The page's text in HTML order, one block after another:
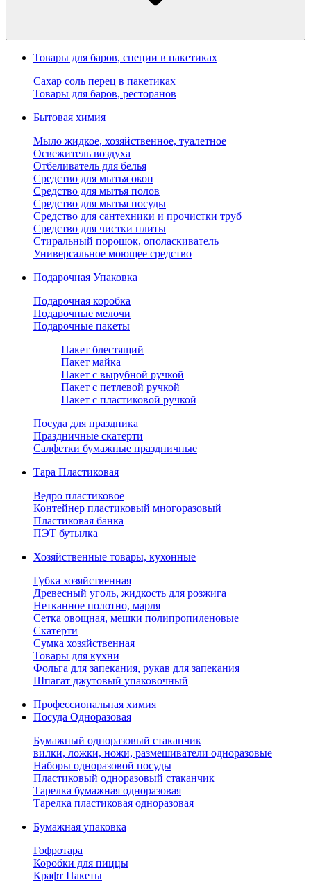
Товары для баров, специи в пакетиках
Сахар соль перец в пакетиках
Товары для баров, ресторанов
Бытовая химия
Мыло жидкое, хозяйственное, туалетное
Освежитель воздуха
Отбеливатель для белья
Средство для мытья окон
Средство для мытья полов
Средство для мытья посуды
Средство для сантехники и прочистки труб
Средство для чистки плиты
Стиральный порошок, ополаскиватель
Универсальное моющее средство
Подарочная Упаковка
Подарочная коробка
Подарочные мелочи
Подарочные пакеты
Пакет блестящий
Пакет майка
Пакет с вырубной ручкой
Пакет с петлевой ручкой
Пакет с пластиковой ручкой
Посуда для праздника
Праздничные скатерти
Салфетки бумажные праздничные
Тара Пластиковая
Ведро пластиковое
Контейнер пластиковый многоразовый
Пластиковая банка
ПЭТ бутылка
Хозяйственные товары, кухонные
Губка хозяйственная
Древесный уголь, жидкость для розжига
Нетканное полотно, марля
Сетка овощная, мешки полипропиленовые
Скатерти
Сумка хозяйственная
Товары для кухни
Фольга для запекания, рукав для запекания
Шпагат джутовый упаковочный
Профессиональная химия
Посуда Одноразовая
Бумажный одноразовый стаканчик
вилки, ложки, ножи, размешиватели одноразовые
Наборы одноразовой посуды
Пластиковый одноразовый стаканчик
Тарелка бумажная одноразовая
Тарелка пластиковая одноразовая
Бумажная упаковка
Гофротара
Коробки для пиццы
Крафт Пакеты